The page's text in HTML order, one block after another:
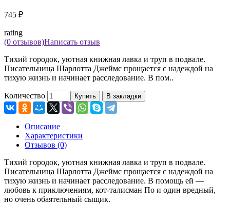
745 ₽
rating
(0 отзывов)Написать отзыв
Тихий городок, уютная книжная лавка и труп в подвале.
Писательница Шарлотта Джеймс прощается с надеждой на
тихую жизнь и начинает расследование. В пом..
Количество Купить В закладки
Описание
Характеристики
Отзывов (0)
Тихий городок, уютная книжная лавка и труп в подвале.
Писательница Шарлотта Джеймс прощается с надеждой на
тихую жизнь и начинает расследование. В помощь ей —
любовь к приключениям, кот-талисман По и один вредный,
но очень обаятельный сыщик.